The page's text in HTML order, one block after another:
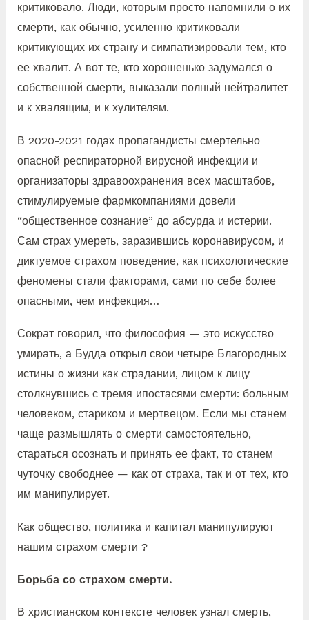
критиковало. Люди, которым просто напомнили о их
смерти, как обычно, усиленно критиковали
критикующих их страну и симпатизировали тем, кто
ее хвалит. А вот те, кто хорошенько задумался о
собственной смерти, выказали полный нейтралитет
и к хвалящим, и к хулителям.
В 2020-2021 годах пропагандисты смертельно
опасной респираторной вирусной инфекции и
организаторы здравоохранения всех масштабов,
стимулируемые фармкомпаниями довели
“общественное сознание” до абсурда и истерии.
Сам страх умереть, заразившись коронавирусом, и
диктуемое страхом поведение, как психологические
феномены стали факторами, сами по себе более
опасными, чем инфекция…
Сократ говорил, что философия — это искусство
умирать, а Будда открыл свои четыре Благородных
истины о жизни как страдании, лицом к лицу
столкнувшись с тремя ипостасями смерти: больным
человеком, стариком и мертвецом. Если мы станем
чаще размышлять о смерти самостоятельно,
стараться осознать и принять ее факт, то станем
чуточку свободнее — как от страха, так и от тех, кто
им манипулирует.
Как общество, политика и капитал манипулируют
нашим страхом смерти ?
Борьба со страхом смерти.
В христианском контексте человек узнал смерть,